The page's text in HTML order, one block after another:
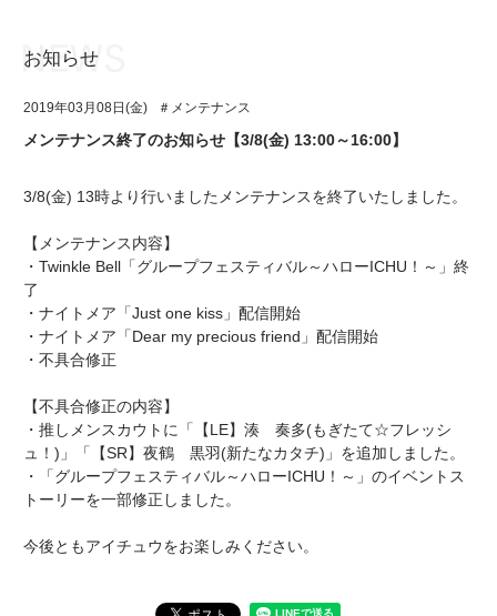
イベント・キャンペーン
ミュージック
グッズ・本
アプリゲーム
イベント・キャンペーン
ミュージック
ギャラリー
お知らせ
2019年03月08日(金) ＃メンテナンス
メンテナンス終了のお知らせ【3/8(金) 13:00～16:00】
3/8(金) 13時より行いましたメンテナンスを終了いたしました。
【メンテナンス内容】
・Twinkle Bell「グループフェスティバル～ハローICHU！～」終
了
・ナイトメア「Just one kiss」配信開始
・ナイトメア「Dear my precious friend」配信開始
・不具合修正
【不具合修正の内容】
・推しメンスカウトに「【LE】湊 奏多(もぎたて☆フレッシ
ュ！)」「【SR】夜鶴 黒羽(新たなカタチ)」を追加しました。
・「グループフェスティバル～ハローICHU！～」のイベントス
トーリーを一部修正しました。
今後ともアイチュウをお楽しみください。